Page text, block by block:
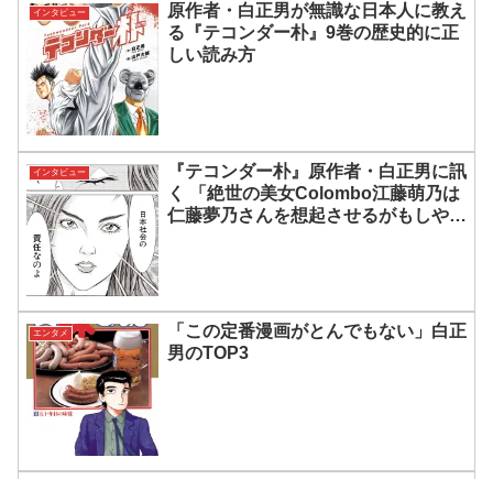
インタビュー
原作者・白正男が無識な日本人に教え
る『テコンダー朴』9巻の歴史的に正
しい読み方
インタビュー
『テコンダー朴』原作者・白正男に訊
く 「絶世の美女Colombo江藤萌乃は
仁藤夢乃さんを想起させるがもしや揶
エンタメ
「この定番漫画がとんでもない」白正
男のTOP3